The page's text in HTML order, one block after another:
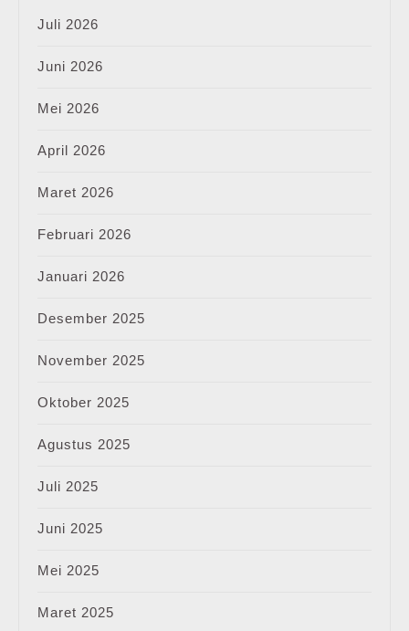
Juli 2026
Juni 2026
Mei 2026
April 2026
Maret 2026
Februari 2026
Januari 2026
Desember 2025
November 2025
Oktober 2025
Agustus 2025
Juli 2025
Juni 2025
Mei 2025
Maret 2025